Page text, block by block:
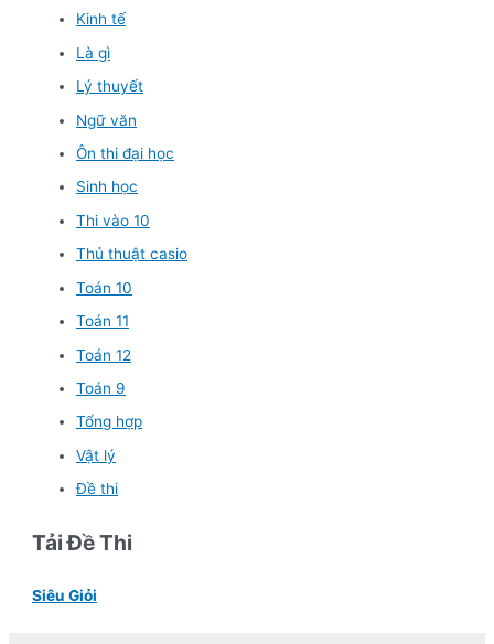
Kinh tế
Là gì
Lý thuyết
Ngữ văn
Ôn thi đại học
Sinh học
Thi vào 10
Thủ thuật casio
Toán 10
Toán 11
Toán 12
Toán 9
Tổng hợp
Vật lý
Đề thi
Tải Đề Thi
Siêu Giỏi